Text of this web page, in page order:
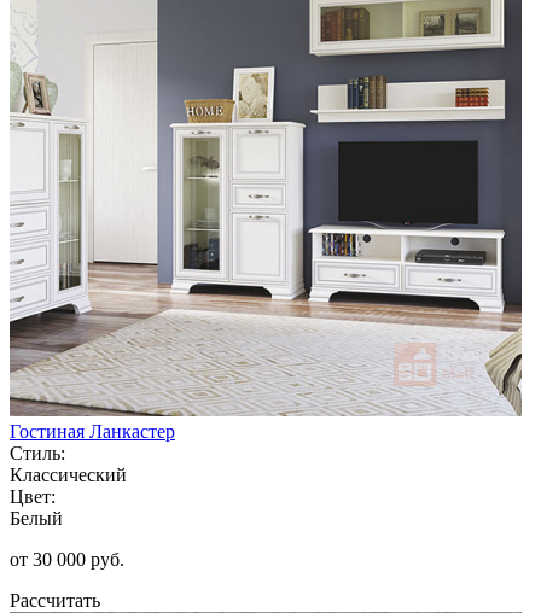
Гостиная Ланкастер
Стиль:
Классический
Цвет:
Белый
от 30 000 руб.
Рассчитать